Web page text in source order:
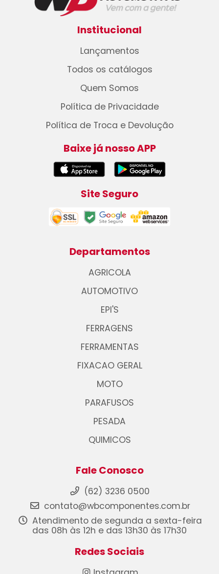
Institucional
Lançamentos
Todos os catálogos
Quem Somos
Política de Privacidade
Política de Troca e Devolução
Baixe já nosso APP
Site Seguro
Departamentos
AGRICOLA
AUTOMOTIVO
EPI'S
FERRAGENS
FERRAMENTAS
FIXACAO GERAL
MOTO
PARAFUSOS
PESADA
QUIMICOS
Fale Conosco
(62) 3236 0500
contato@wbcomponentes.com.br
Atendimento de segunda a sexta-feira
das 08h às 12h e das 13h30 às 17h30
Redes Sociais